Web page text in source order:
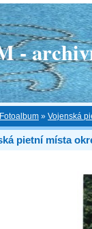
-
Fotoalbum » Vojenská
pietní místa